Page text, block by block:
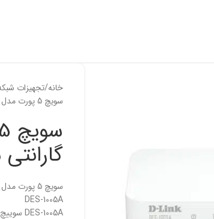
خانه تجهیزات
سویچ 5 پورت مدل DES-1005A با گارانتی شرکت ایزی
سویچ 5 پورت مدل DES-1005Aبا گارانتی شرکت ایزی
DES-1005A